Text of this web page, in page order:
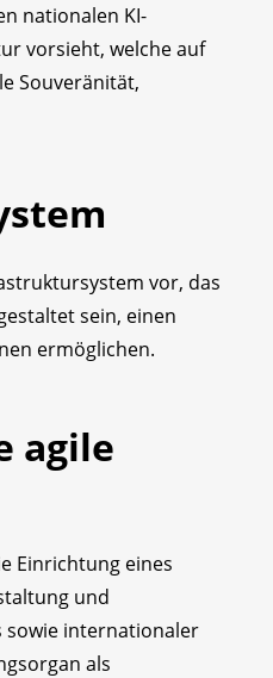
nationalen KI-
vorsieht, welche auf
Souveränität,
vor, das
sein, einen
ermöglichen.
agile
Einrichtung eines
und
sowie internationaler
als